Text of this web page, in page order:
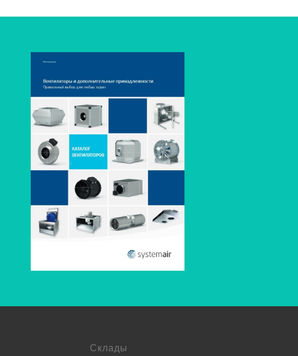
Склады